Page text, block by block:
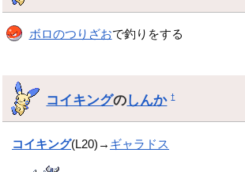
ボロのつりざおで釣りをする
コイキングのしんか †
コイキング(L20)→ ギャラドス